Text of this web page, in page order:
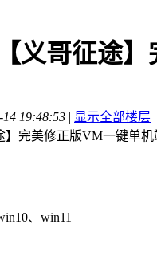
义哥征途
19:48:53 | 显示全部楼层
】完美修正版VM一键单
、win11